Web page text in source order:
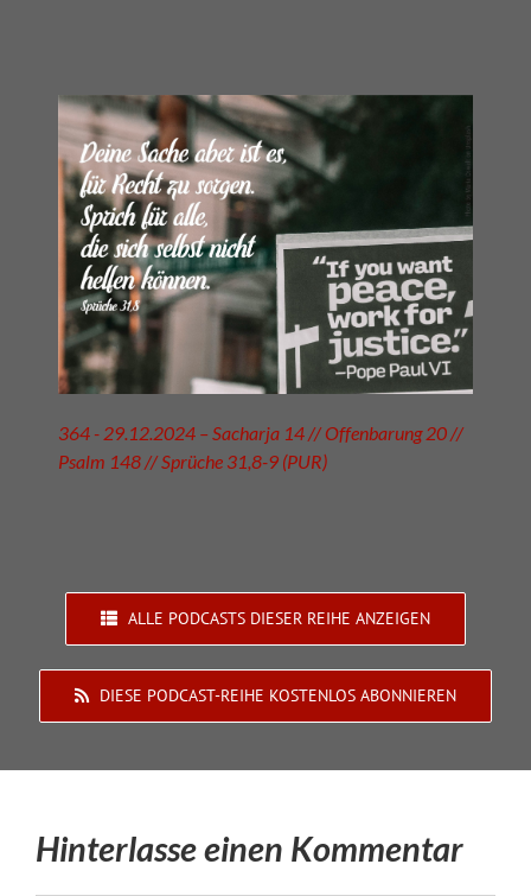
364 - 29.12.2024 – Sacharja 14 // Offenbarung 20 //
Psalm 148 // Sprüche 31,8-9 (PUR)
ALLE PODCASTS DIESER REIHE ANZEIGEN
DIESE PODCAST-REIHE KOSTENLOS ABONNIEREN
Hinterlasse einen Kommentar